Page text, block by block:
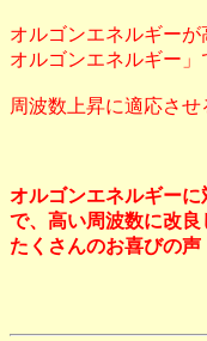
オルゴンエネルギー
オルゴンエネルギー」
周波数上昇に適応させ
オルゴンエネルギー
で、高い周波数に改良
たくさんのお喜びの声